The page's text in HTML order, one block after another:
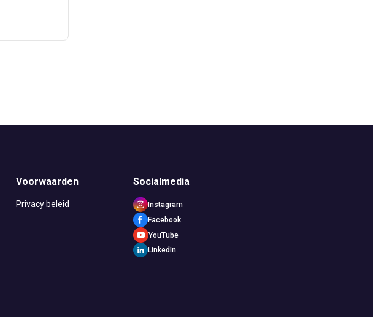
Voorwaarden
Privacy beleid
Socialmedia
Instagram
Facebook
YouTube
LinkedIn